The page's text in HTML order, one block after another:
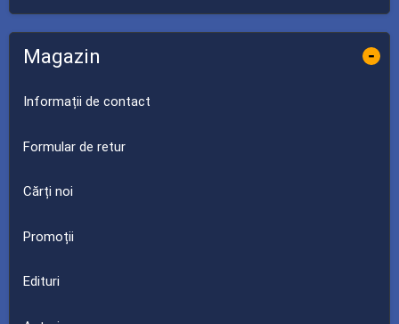
Magazin -
Informații de contact
Formular de retur
Cărți noi
Promoții
Edituri